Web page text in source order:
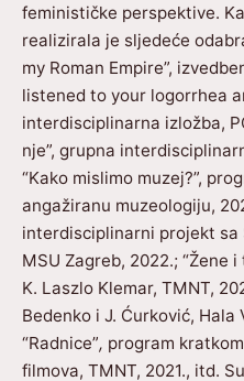
feminističke perspektive.
realizirala je sljedeće
my Roman Empire”,
listened to your logorrhea
interdisciplinarna izložba,
nje”, grupna
“Kako mislimo muzej?”,
angažiranu muzeologiju,
interdisciplinarni projekt sa
MSU Zagreb, 2022.; “Žene
K. Laszlo Klemar, TMNT,
Bedenko i J. Ćurković, Hala
“Radnice”, program
filmova, TMNT, 2021., itd.